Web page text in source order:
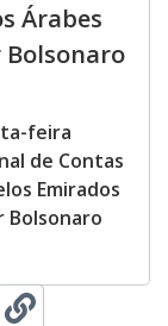
Árabes
Bolsonaro
feira
de Contas
Emirados
Bolsonaro